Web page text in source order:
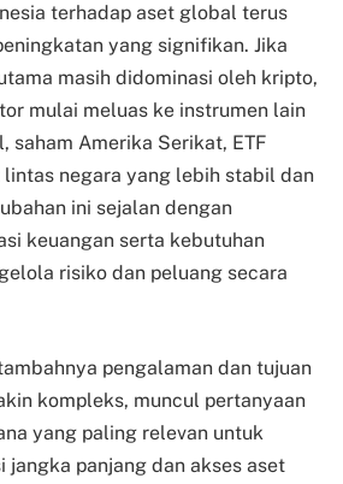
terhadap aset global terus
yang signifikan. Jika
masih didominasi oleh kripto,
mulai meluas ke instrumen lain
saham Amerika Serikat, ETF
negara yang lebih stabil dan
ini sejalan dengan
keuangan serta kebutuhan
risiko dan peluang secara
pengalaman dan tujuan
kompleks, muncul pertanyaan
yang paling relevan untuk
jangka panjang dan akses aset